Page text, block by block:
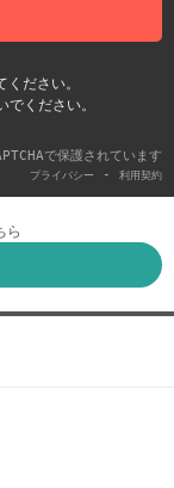
ださい。
ください。
で保護されています
プライバシー - 利用契約
ら